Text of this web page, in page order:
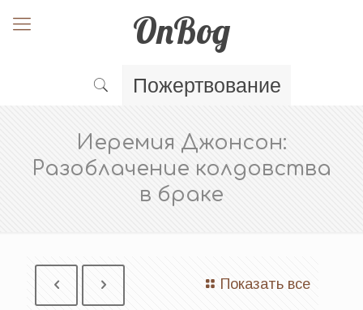
OnBog
Пожертвование
Иеремия Джонсон:
Разоблачение колдовства
в браке
Показать все